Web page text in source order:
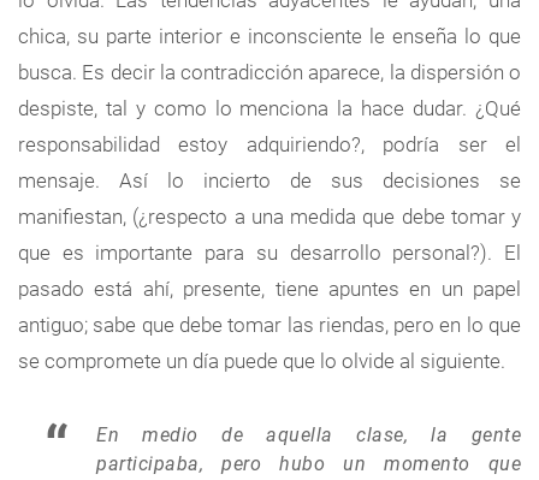
chica, su parte interior e inconsciente le enseña lo que
busca. Es decir la contradicción aparece, la dispersión o
despiste, tal y como lo menciona la hace dudar. ¿Qué
responsabilidad estoy adquiriendo?, podría ser el
mensaje. Así lo incierto de sus decisiones se
manifiestan, (¿respecto a una medida que debe tomar y
que es importante para su desarrollo personal?). El
pasado está ahí, presente, tiene apuntes en un papel
antiguo; sabe que debe tomar las riendas, pero en lo que
se compromete un día puede que lo olvide al siguiente.
En medio de aquella clase, la gente
participaba, pero hubo un momento que